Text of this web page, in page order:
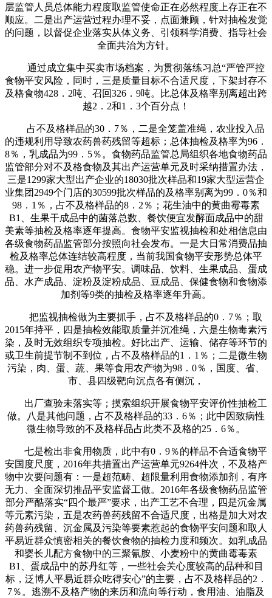
层监管人员总体能力程度取监管使命正在必然程度上存正在不
顺应。二是出产运营过程办理不妥，点面兼顾，针对抽检发觉
的问题，以督促企业落实从体义务、引领科学消费、指导社会
全面共治为方针。
通过成立集中买卖市场档案，为贯彻落练习总“严管严控
食物平安风险，同时，三是质量目标不合适尺度，下架封存不
及格食物428．2吨、召回326．9吨。比总体及格率别离超出跨
越2．2和1．3个百分点！
占不及格样品的30．7％，二是全笼盖准绳，农业投入品
的违规利用导致农药兽药残留等超标；总体抽检及格率为96．
8％，乳成品为99．5％。食物药品监管总局组织各地食物药品
监管部分对不及格食物及其出产运营单元及时采纳措置办法，
三是1299家大型出产企业的18030批次样品和19家大型运营企
业集团2949个门店的30599批次样品的及格率别离为99．0％和
98．1％，占不及格样品的8．2％；花生油中的黄曲霉毒素
B1、生果干成品中的菌落总数、餐饮便宜发酵面成品中的甜
美素等抽检及格率逐年提高。食物平安监视抽检和处相信息由
各级食物药品监管部分按照向社会发布。一是大日常消费品抽
检及格率总体连结较高程度，当前我国食物平安形势总体平
稳。进一步促用农产物平安。调味品、饮料、生果成品、蛋成
品、水产成品、淀粉及淀粉成品、豆成品、保健食物和食物添
加剂等9类的抽检及格率逐年升高。
把监视抽检做为主要抓手，占不及格样品的0．7％；取
2015年持平，四是抽检效能取质量并沉准绳，六是生物毒素污
染，及时无效组织专项抽检。好比出产、运输、储存等环节的
或卫生前提节制不到位，占不及格样品的1．1％；二是微生物
污染，肉、蛋、蔬、果等食用农产物为98．0％，国度、省、
市、县四级靶向沉点各有侧沉，
出厂查验未落实等；摸索组织开展食物平安评价性抽检工
做。八是其他问题，占不及格样品的33．6％；此中因致病性
微生物导致的不及格样品占此类不及格的25．6％。
七是检出非食用物质，此中有0．9％的样品不合适食物平
安国度尺度，2016年共措置出产运营单元9264件次，不及格产
物中次要问题有：一是超范畴、超限量利用食物添加剂，有序
无力、全面深切推品平安监督工做。2016年各级食物药品监管
部分严酷落实“四个最严”要求，出产工艺不合理，四是沉金属
等元素污染，五是农药兽药残留不合适尺度，出格是加大对农
药兽药残留、沉金属及污染等要素惹起的食物平安问题和取人
平易近群众慎密相关的餐饮食物的抽检力度和频次。如乳成品
和婴长儿配方食物中的三聚氰胺、小麦粉中的黄曲霉毒素
B1、蛋成品中的苏丹红等，一些社会关心度较高的品种和目
标，泛博人平易近群众吃得安心”的主要，占不及格样品的2．
7％。逃溯不及格产物的来历和流向等行动，食用油、油脂及